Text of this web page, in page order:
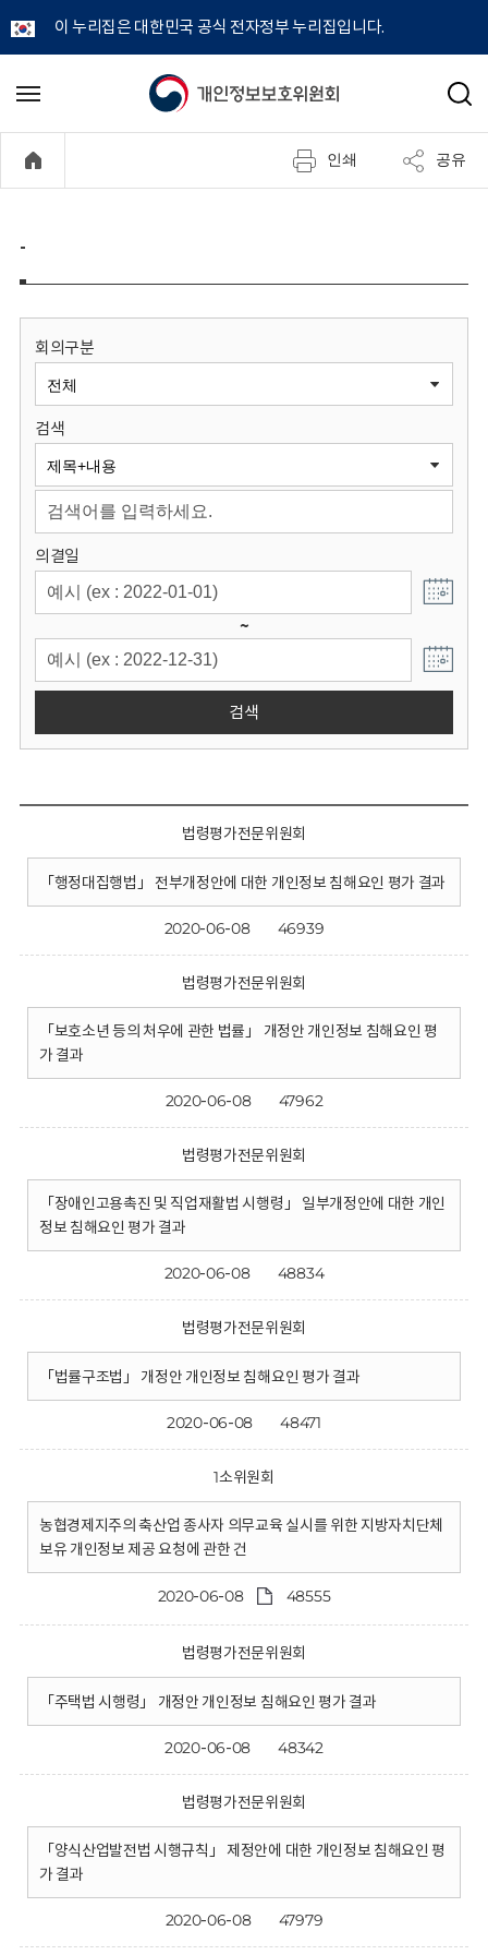
이 누리집은 대한민국 공식 전자정부 누리집입니다.
개
정
보
원
회
메
기
검
인쇄 공유
-
회의구분
검색
의결일
~
검색
법령평가전문위원회
「행정대집행법」 전부개정안에 대한 개인정보 침해요인 평가 결과
2020-06-08 46939
법령평가전문위원회
「보호소년 등의 처우에 관한 법률」 개정안 개인정보 침해요인 평
가 결과
2020-06-08 47962
법령평가전문위원회
「장애인고용촉진 및 직업재활법 시행령」 일부개정안에 대한 개인
정보 침해요인 평가 결과
2020-06-08 48834
법령평가전문위원회
「법률구조법」 개정안 개인정보 침해요인 평가 결과
2020-06-08 48471
1소위원회
농협경제지주의 축산업 종사자 의무교육 실시를 위한 지방자치단체
보유 개인정보 제공 요청에 관한 건
2020-06-08 48555
법령평가전문위원회
「주택법 시행령」 개정안 개인정보 침해요인 평가 결과
2020-06-08 48342
법령평가전문위원회
「양식산업발전법 시행규칙」 제정안에 대한 개인정보 침해요인 평
가 결과
2020-06-08 47979